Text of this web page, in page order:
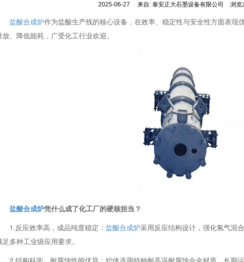
2025-06-27 来自: 泰安正大石墨设备有限公司 浏览
盐酸合成炉作为盐酸生产线的核心设备，在效率、稳定性与安全性方面表现
放、降低能耗，广受化工行业欢迎。
盐酸合成炉凭什么成了化工厂的硬核担当？
1.反应效率高，成品纯度稳定： 盐酸合成炉采用反应结构设计，强化氢气混
足多种工业级应用要求。
2.结构科学，耐腐蚀性能优异：炉体选用特种耐高温耐腐蚀合金材质，长期